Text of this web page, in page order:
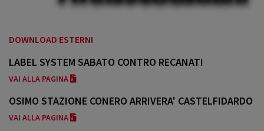
DOWNLOAD ESTERNI
LABEL SYSTEM SABATO CONTRO RECANATI
VAI ALLA PAGINA
OSIMO STAZIONE CONERO ARRIVERA' CASTELFIDARDO
VAI ALLA PAGINA